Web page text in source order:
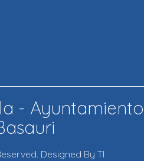
- Ayuntamiento
Designed By TI